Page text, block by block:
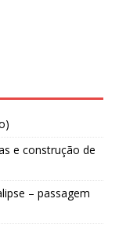
e construção de
– passagem